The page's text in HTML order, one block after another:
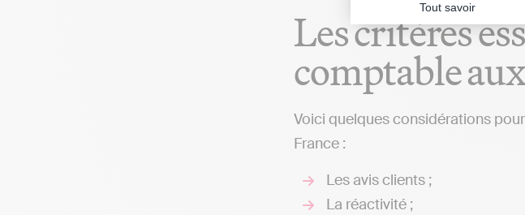
Tout savoir
Les critères
comptable
Voici quelques considérations
France :
Les avis clients ;
La réactivité ;